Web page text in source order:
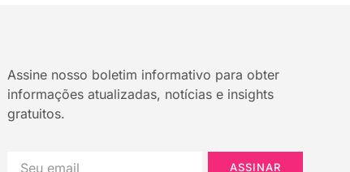
Assine nosso boletim informativo para obter
informações atualizadas, notícias e insights
gratuitos.
ASSINAR